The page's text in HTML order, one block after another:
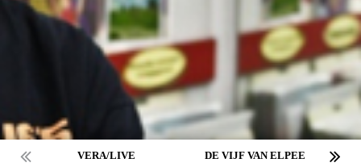
VERA/LIVE DE VIJF VAN ELPEE